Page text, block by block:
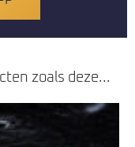
zoals deze...